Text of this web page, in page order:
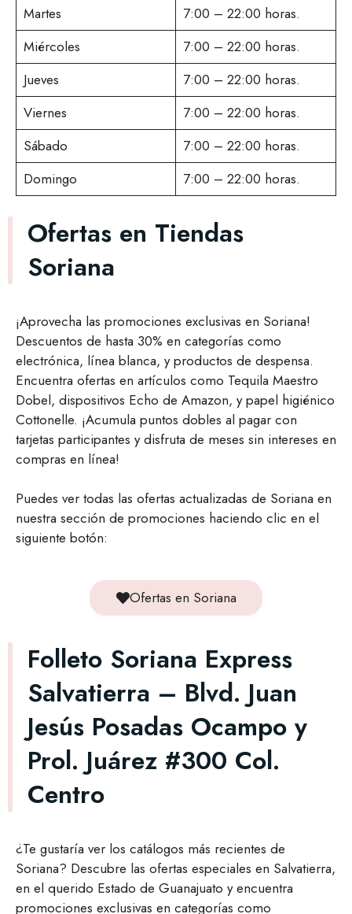
Martes
7:00 – 22:00 horas.
Miércoles
7:00 – 22:00 horas.
Jueves
7:00 – 22:00 horas.
Viernes
7:00 – 22:00 horas.
Sábado
7:00 – 22:00 horas.
Domingo
7:00 – 22:00 horas.
Ofertas en Tiendas
Soriana
¡Aprovecha las promociones exclusivas en Soriana!
Descuentos de hasta 30% en categorías como
electrónica, línea blanca, y productos de despensa.
Encuentra ofertas en artículos como Tequila Maestro
Dobel, dispositivos Echo de Amazon, y papel higiénico
Cottonelle. ¡Acumula puntos dobles al pagar con
tarjetas participantes y disfruta de meses sin intereses en
compras en línea!
Puedes ver todas las ofertas actualizadas de Soriana en
nuestra sección de promociones haciendo clic en el
siguiente botón:
Ofertas en Soriana
Folleto Soriana Express
Salvatierra – Blvd. Juan
Jesús Posadas Ocampo y
Prol. Juárez #300 Col.
Centro
¿Te gustaría ver los catálogos más recientes de
Soriana? Descubre las ofertas especiales en Salvatierra,
en el querido Estado de Guanajuato y encuentra
promociones exclusivas en categorías como